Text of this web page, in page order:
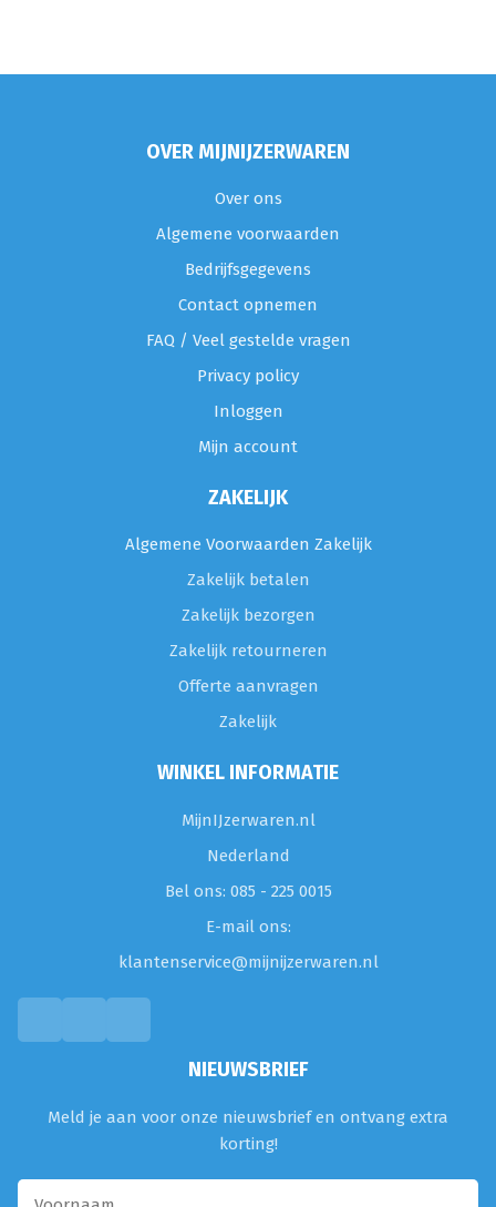
OVER MIJNIJZERWAREN
Over ons
Algemene voorwaarden
Bedrijfsgegevens
Contact opnemen
FAQ / Veel gestelde vragen
Privacy policy
Inloggen
Mijn account
ZAKELIJK
Algemene Voorwaarden Zakelijk
Zakelijk betalen
Zakelijk bezorgen
Zakelijk retourneren
Offerte aanvragen
Zakelijk
WINKEL INFORMATIE
MijnIJzerwaren.nl
Nederland
Bel ons: 085 - 225 0015
E-mail ons:
klantenservice@mijnijzerwaren.nl
NIEUWSBRIEF
Meld je aan voor onze nieuwsbrief en ontvang extra
korting!